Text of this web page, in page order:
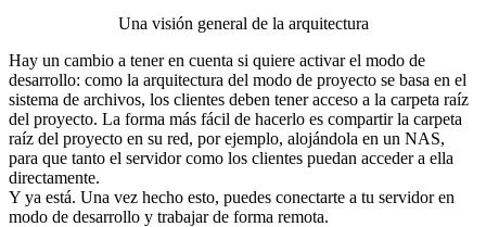
Una visión general de la arquitectura
Hay un cambio a tener en cuenta si quiere activar el modo de
desarrollo: como la arquitectura del modo de proyecto se basa en el
sistema de archivos, los clientes deben tener acceso a la carpeta raíz
del proyecto. La forma más fácil de hacerlo es compartir la carpeta
raíz del proyecto en su red, por ejemplo, alojándola en un NAS,
para que tanto el servidor como los clientes puedan acceder a ella
directamente.
Y ya está. Una vez hecho esto, puedes conectarte a tu servidor en
modo de desarrollo y trabajar de forma remota.